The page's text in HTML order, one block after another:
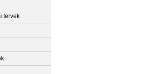
tervek